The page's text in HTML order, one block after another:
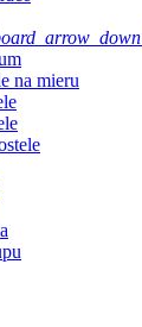
na mieru